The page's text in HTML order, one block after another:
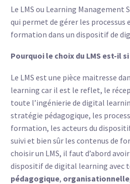
Le LMS ou Learning Management
qui permet de gérer les processus
formation dans un dispositif de
Pourquoi le choix du LMS est-il
Le LMS est une pièce maitresse
learning car il est le reflet, le
toute l’ingénierie de digital
stratégie pédagogique, les
formation, les acteurs du
suivi et bien sûr les contenus de
choisir un LMS, il faut d’abord
dispositif de digital learning avec
pédagogique, organisationnelle